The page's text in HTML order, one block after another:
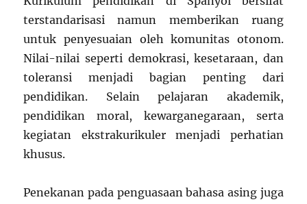
terstandarisasi namun memberikan ruang
untuk penyesuaian oleh komunitas otonom.
Nilai-nilai seperti demokrasi, kesetaraan, dan
toleransi menjadi bagian penting dari
pendidikan. Selain pelajaran akademik,
pendidikan moral, kewarganegaraan, serta
kegiatan ekstrakurikuler menjadi perhatian
khusus.
Penekanan pada penguasaan bahasa asing juga